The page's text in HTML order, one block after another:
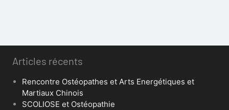
Articles récents
Rencontre Ostéopathes et Arts Energétiques et
Martiaux Chinois
SCOLIOSE et Ostéopathie